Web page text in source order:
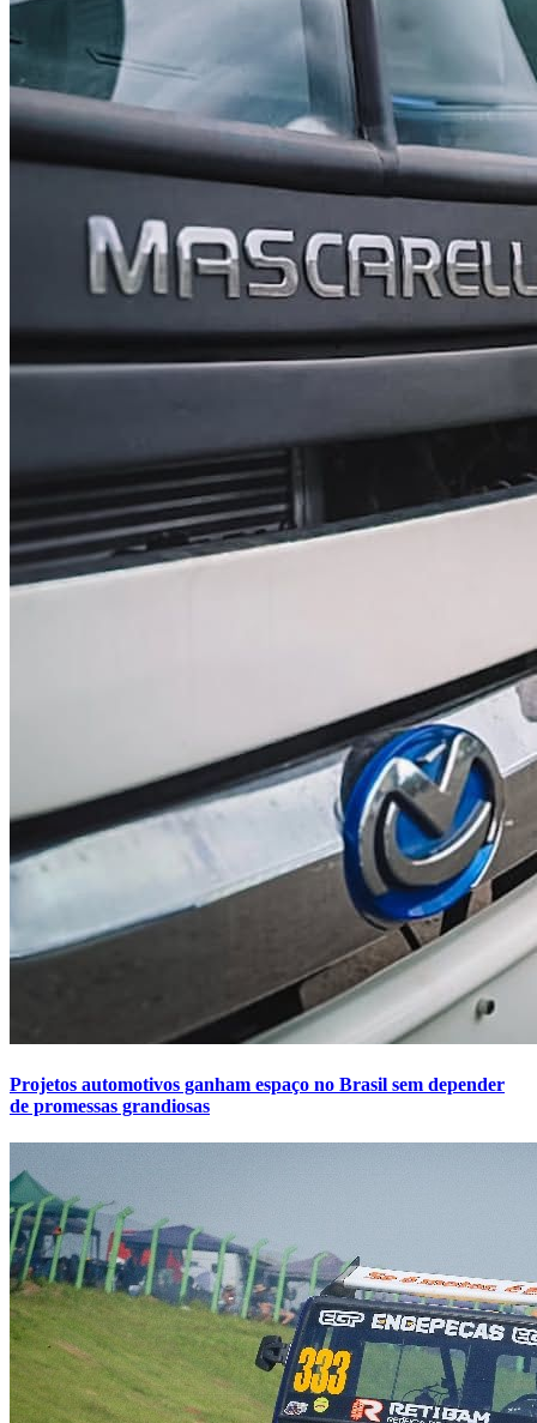
Projetos automotivos ganham espaço no Brasil sem depender
de promessas grandiosas